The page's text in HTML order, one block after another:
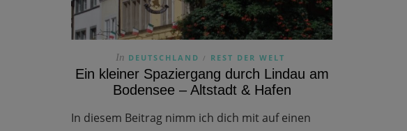
In DEUTSCHLAND / REST DER WELT
Ein kleiner Spaziergang durch Lindau am
Bodensee – Altstadt & Hafen
In diesem Beitrag nimm ich dich mit auf einen